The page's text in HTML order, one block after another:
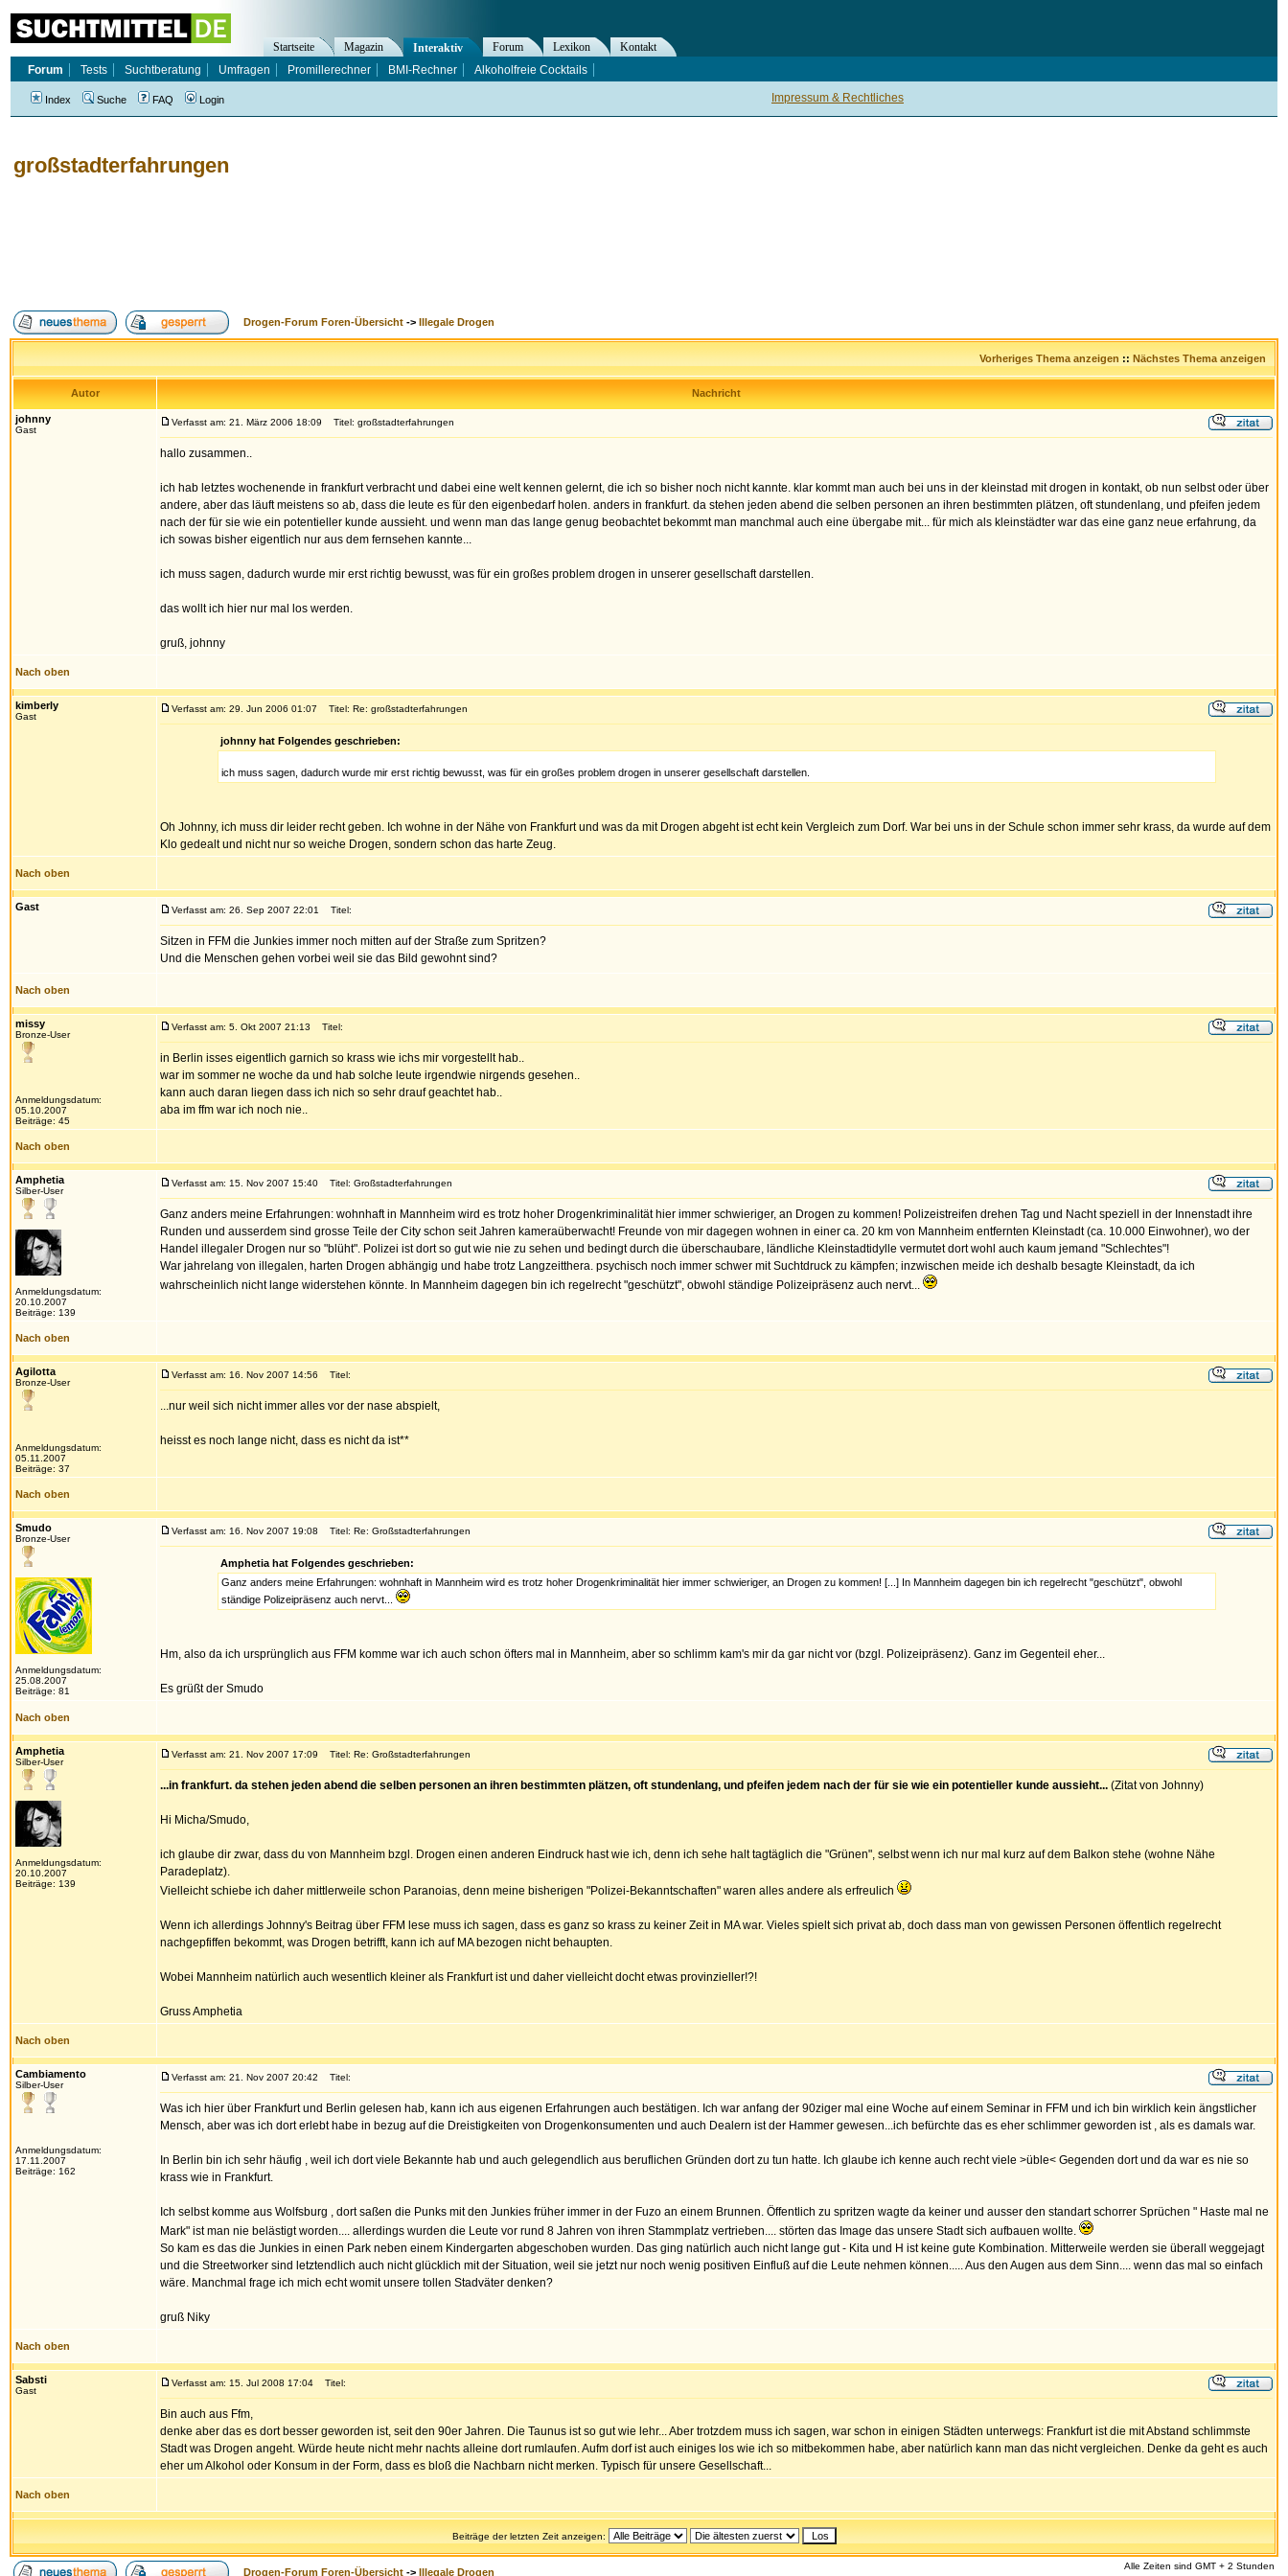
großstadterfahrungen
Drogen-Forum Foren-Übersicht -> Illegale Drogen
Vorheriges Thema anzeigen :: Nächstes Thema anzeigen
Autor Nachricht
johnny
Gast
Verfasst am: 21. März 2006 18:09 Titel: großstadterfahrungen
hallo zusammen..
ich hab letztes wochenende in frankfurt verbracht und dabei eine welt kennen gelernt, die ich so bisher noch nicht kannte. klar kommt man auch bei uns in der kleinstad mit drogen in kontakt, ob nun selbst oder über
andere, aber das läuft meistens so ab, dass die leute es für den eigenbedarf holen. anders in frankfurt. da stehen jeden abend die selben personen an ihren bestimmten plätzen, oft stundenlang, und pfeifen jedem
nach der für sie wie ein potentieller kunde aussieht. und wenn man das lange genug beobachtet bekommt man manchmal auch eine übergabe mit... für mich als kleinstädter war das eine ganz neue erfahrung, da
ich sowas bisher eigentlich nur aus dem fernsehen kannte...
ich muss sagen, dadurch wurde mir erst richtig bewusst, was für ein großes problem drogen in unserer gesellschaft darstellen.
das wollt ich hier nur mal los werden.
gruß, johnny
Nach oben
kimberly
Gast
Verfasst am: 29. Jun 2006 01:07 Titel: Re: großstadterfahrungen
johnny hat Folgendes geschrieben:
ich muss sagen, dadurch wurde mir erst richtig bewusst, was für ein großes problem drogen in unserer gesellschaft darstellen.
Oh Johnny, ich muss dir leider recht geben. Ich wohne in der Nähe von Frankfurt und was da mit Drogen abgeht ist echt kein Vergleich zum Dorf. War bei uns in der Schule schon immer sehr krass, da wurde auf dem
Klo gedealt und nicht nur so weiche Drogen, sondern schon das harte Zeug.
Nach oben
Gast Verfasst am: 26. Sep 2007 22:01 Titel:
Sitzen in FFM die Junkies immer noch mitten auf der Straße zum Spritzen?
Und die Menschen gehen vorbei weil sie das Bild gewohnt sind?
Nach oben
missy
Bronze-User
Anmeldungsdatum:
05.10.2007
Beiträge: 45
Verfasst am: 5. Okt 2007 21:13 Titel:
in Berlin isses eigentlich garnich so krass wie ichs mir vorgestellt hab..
war im sommer ne woche da und hab solche leute irgendwie nirgends gesehen..
kann auch daran liegen dass ich nich so sehr drauf geachtet hab..
aba im ffm war ich noch nie..
Nach oben
Amphetia
Silber-User
Anmeldungsdatum:
20.10.2007
Beiträge: 139
Verfasst am: 15. Nov 2007 15:40 Titel: Großstadterfahrungen
Ganz anders meine Erfahrungen: wohnhaft in Mannheim wird es trotz hoher Drogenkriminalität hier immer schwieriger, an Drogen zu kommen! Polizeistreifen drehen Tag und Nacht speziell in der Innenstadt ihre
Runden und ausserdem sind grosse Teile der City schon seit Jahren kameraüberwacht! Freunde von mir dagegen wohnen in einer ca. 20 km von Mannheim entfernten Kleinstadt (ca. 10.000 Einwohner), wo der
Handel illegaler Drogen nur so "blüht". Polizei ist dort so gut wie nie zu sehen und bedingt durch die überschaubare, ländliche Kleinstadtidylle vermutet dort wohl auch kaum jemand "Schlechtes"!
War jahrelang von illegalen, harten Drogen abhängig und habe trotz Langzeitthera. psychisch noch immer schwer mit Suchtdruck zu kämpfen; inzwischen meide ich deshalb besagte Kleinstadt, da ich
wahrscheinlich nicht lange widerstehen könnte. In Mannheim dagegen bin ich regelrecht "geschützt", obwohl ständige Polizeipräsenz auch nervt...
Nach oben
Agilotta
Bronze-User
Anmeldungsdatum:
05.11.2007
Beiträge: 37
Verfasst am: 16. Nov 2007 14:56 Titel:
...nur weil sich nicht immer alles vor der nase abspielt,
heisst es noch lange nicht, dass es nicht da ist**
Nach oben
Smudo
Bronze-User
Anmeldungsdatum:
25.08.2007
Beiträge: 81
Verfasst am: 16. Nov 2007 19:08 Titel: Re: Großstadterfahrungen
Amphetia hat Folgendes geschrieben:
Ganz anders meine Erfahrungen: wohnhaft in Mannheim wird es trotz hoher Drogenkriminalität hier immer schwieriger, an Drogen zu kommen! [...] In Mannheim dagegen bin ich regelrecht "geschützt", obwohl
ständige Polizeipräsenz auch nervt...
Hm, also da ich ursprünglich aus FFM komme war ich auch schon öfters mal in Mannheim, aber so schlimm kam's mir da gar nicht vor (bzgl. Polizeipräsenz). Ganz im Gegenteil eher...
Es grüßt der Smudo
Nach oben
Amphetia
Silber-User
Anmeldungsdatum:
20.10.2007
Beiträge: 139
Verfasst am: 21. Nov 2007 17:09 Titel: Re: Großstadterfahrungen
...in frankfurt. da stehen jeden abend die selben personen an ihren bestimmten plätzen, oft stundenlang, und pfeifen jedem nach der für sie wie ein potentieller kunde aussieht... (Zitat von Johnny)
Hi Micha/Smudo,
ich glaube dir zwar, dass du von Mannheim bzgl. Drogen einen anderen Eindruck hast wie ich, denn ich sehe halt tagtäglich die "Grünen", selbst wenn ich nur mal kurz auf dem Balkon stehe (wohne Nähe
Paradeplatz).
Vielleicht schiebe ich daher mittlerweile schon Paranoias, denn meine bisherigen "Polizei-Bekanntschaften" waren alles andere als erfreulich
Wenn ich allerdings Johnny's Beitrag über FFM lese muss ich sagen, dass es ganz so krass zu keiner Zeit in MA war. Vieles spielt sich privat ab, doch dass man von gewissen Personen öffentlich regelrecht
nachgepfiffen bekommt, was Drogen betrifft, kann ich auf MA bezogen nicht behaupten.
Wobei Mannheim natürlich auch wesentlich kleiner als Frankfurt ist und daher vielleicht docht etwas provinzieller!?!
Gruss Amphetia
Nach oben
Cambiamento
Silber-User
Anmeldungsdatum:
17.11.2007
Beiträge: 162
Verfasst am: 21. Nov 2007 20:42 Titel:
Was ich hier über Frankfurt und Berlin gelesen hab, kann ich aus eigenen Erfahrungen auch bestätigen. Ich war anfang der 90ziger mal eine Woche auf einem Seminar in FFM und ich bin wirklich kein ängstlicher
Mensch, aber was ich dort erlebt habe in bezug auf die Dreistigkeiten von Drogenkonsumenten und auch Dealern ist der Hammer gewesen...ich befürchte das es eher schlimmer geworden ist , als es damals war.
In Berlin bin ich sehr häufig , weil ich dort viele Bekannte hab und auch gelegendlich aus beruflichen Gründen dort zu tun hatte. Ich glaube ich kenne auch recht viele >üble< Gegenden dort und da war es nie so
krass wie in Frankfurt.
Ich selbst komme aus Wolfsburg , dort saßen die Punks mit den Junkies früher immer in der Fuzo an einem Brunnen. Öffentlich zu spritzen wagte da keiner und ausser den standart schorrer Sprüchen " Haste mal ne
Mark" ist man nie belästigt worden.... allerdings wurden die Leute vor rund 8 Jahren von ihren Stammplatz vertrieben.... störten das Image das unsere Stadt sich aufbauen wollte.
So kam es das die Junkies in einen Park neben einem Kindergarten abgeschoben wurden. Das ging natürlich auch nicht lange gut - Kita und H ist keine gute Kombination. Mitterweile werden sie überall weggejagt
und die Streetworker sind letztendlich auch nicht glücklich mit der Situation, weil sie jetzt nur noch wenig positiven Einfluß auf die Leute nehmen können..... Aus den Augen aus dem Sinn.... wenn das mal so einfach
wäre. Manchmal frage ich mich echt womit unsere tollen Stadväter denken?
gruß Niky
Nach oben
Sabsti
Gast
Verfasst am: 15. Jul 2008 17:04 Titel:
Bin auch aus Ffm,
denke aber das es dort besser geworden ist, seit den 90er Jahren. Die Taunus ist so gut wie lehr... Aber trotzdem muss ich sagen, war schon in einigen Städten unterwegs: Frankfurt ist die mit Abstand schlimmste
Stadt was Drogen angeht. Würde heute nicht mehr nachts alleine dort rumlaufen. Aufm dorf ist auch einiges los wie ich so mitbekommen habe, aber natürlich kann man das nicht vergleichen. Denke da geht es auch
eher um Alkohol oder Konsum in der Form, dass es bloß die Nachbarn nicht merken. Typisch für unsere Gesellschaft...
Nach oben
Beiträge der letzten Zeit anzeigen:
Drogen-Forum Foren-Übersicht -> Illegale Drogen
Alle Zeiten sind GMT + 2 Stunden
Impressum & Rechtliches
Startseite Magazin Interaktiv Forum Lexikon
Kontakt
Forum
Tests Suchtberatung Umfragen Promillerechner BMI-Rechner Alkoholfreie Cocktails
Index Suche FAQ Login